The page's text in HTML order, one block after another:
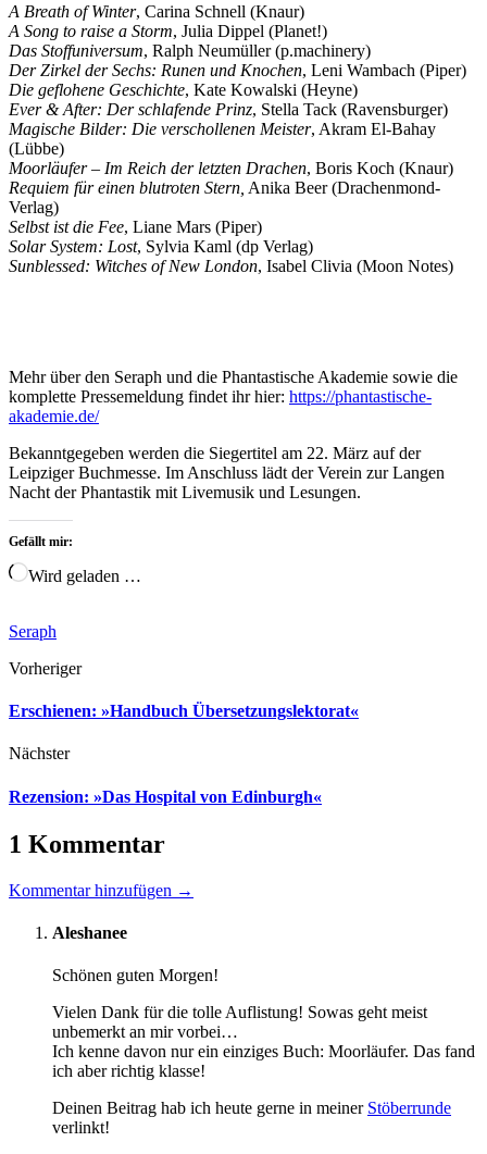
A Breath of Winter, Carina Schnell (Knaur)
A Song to raise a Storm, Julia Dippel (Planet!)
Das Stoffuniversum, Ralph Neumüller (p.machinery)
Der Zirkel der Sechs: Runen und Knochen, Leni Wambach (Piper)
Die geflohene Geschichte, Kate Kowalski (Heyne)
Ever & After: Der schlafende Prinz, Stella Tack (Ravensburger)
Magische Bilder: Die verschollenen Meister, Akram El-Bahay
(Lübbe)
Moorläufer – Im Reich der letzten Drachen, Boris Koch (Knaur)
Requiem für einen blutroten Stern, Anika Beer (Drachenmond-
Verlag)
Selbst ist die Fee, Liane Mars (Piper)
Solar System: Lost, Sylvia Kaml (dp Verlag)
Sunblessed: Witches of New London, Isabel Clivia (Moon Notes)
Mehr über den Seraph und die Phantastische Akademie sowie die
komplette Pressemeldung findet ihr hier: https://phantastische-
akademie.de/
Bekanntgegeben werden die Siegertitel am 22. März auf der
Leipziger Buchmesse. Im Anschluss lädt der Verein zur Langen
Nacht der Phantastik mit Livemusik und Lesungen.
Gefällt mir:
Wird geladen …
Seraph
Vorheriger
Erschienen: »Handbuch Übersetzungslektorat«
Nächster
Rezension: »Das Hospital von Edinburgh«
1 Kommentar
Kommentar hinzufügen →
Aleshanee
Schönen guten Morgen!
Vielen Dank für die tolle Auflistung! Sowas geht meist
unbemerkt an mir vorbei…
Ich kenne davon nur ein einziges Buch: Moorläufer. Das fand
ich aber richtig klasse!
Deinen Beitrag hab ich heute gerne in meiner Stöberrunde
verlinkt!